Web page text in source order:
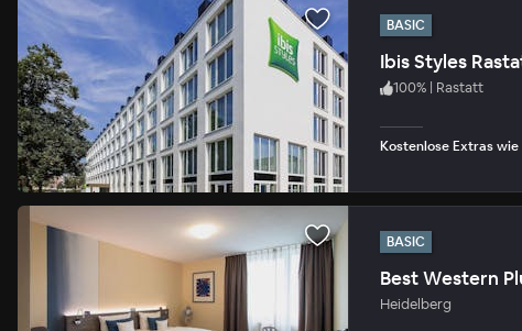
BASIC
Ibis Styles
100% | Rastatt
Kostenlose Extras
BASIC
Best Western
Heidelberg